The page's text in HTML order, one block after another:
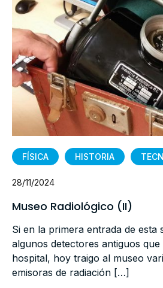
FÍSICA HISTORIA
28/11/2024
Museo Radiológico (II)
Si en la primera entrada de esta
algunos detectores antiguos
hospital, hoy traigo al museo
emisoras de radiación […]